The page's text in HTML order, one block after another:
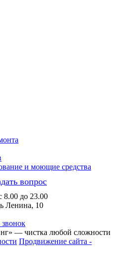
и моющие средства
вопрос
8.00 до 23.00
Ленина, 10
звонок
— чистка любой сложности
Продвижение сайта -